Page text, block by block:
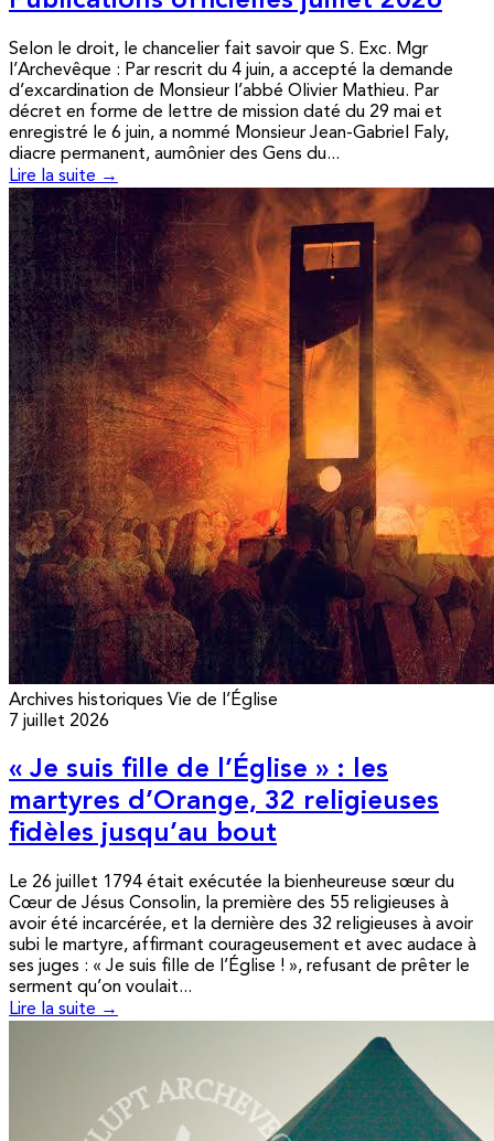
Selon le droit, le chancelier fait savoir que S. Exc. Mgr
l’Archevêque : Par rescrit du 4 juin, a accepté la demande
d’excardination de Monsieur l’abbé Olivier Mathieu. Par
décret en forme de lettre de mission daté du 29 mai et
enregistré le 6 juin, a nommé Monsieur Jean-Gabriel Faly,
diacre permanent, aumônier des Gens du...
Lire la suite →
Archives historiques Vie de l’Église
7 juillet 2026
« Je suis fille de l’Église » : les
martyres d’Orange, 32 religieuses
fidèles jusqu’au bout
Le 26 juillet 1794 était exécutée la bienheureuse sœur du
Cœur de Jésus Consolin, la première des 55 religieuses à
avoir été incarcérée, et la dernière des 32 religieuses à avoir
subi le martyre, affirmant courageusement et avec audace à
ses juges : « Je suis fille de l’Église ! », refusant de prêter le
serment qu’on voulait...
Lire la suite →